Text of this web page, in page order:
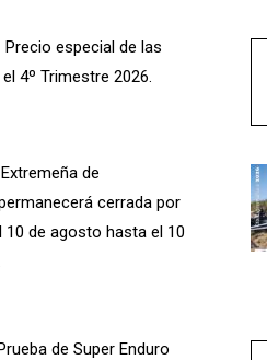
Precio especial de las
4º Trimestre 2026.
de
cerrada por
10 de agosto hasta el 10
de Super Enduro